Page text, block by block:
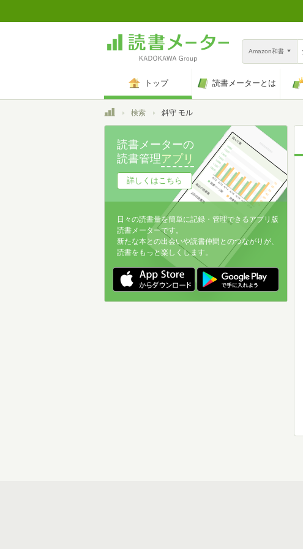
Amazon和書
トップ 読書メーターとは
トップ検索 斜守 モル
読書メーターの
読書管理アプリ
詳しくはこちら
日々の読書量を簡単に記録・管理できるアプリ版
読書メーターです。
新たな本との出会いや読書仲間とのつながりが、
読書をもっと楽しくします。